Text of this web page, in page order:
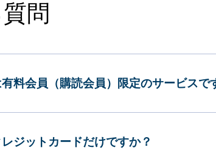
問
料会員（購読会員）限定のサービスで
ジットカードだけですか？